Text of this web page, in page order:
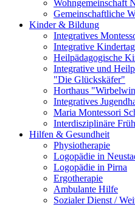
Wohngemeinschaft
Gemeinschaftliche
Kinder & Bildung
Integratives
Integrative
Heilpädagogische
Integrative und
"Die Glückskäfer"
Horthaus
Integratives
Maria Montessori
Interdisziplinäre
Hilfen & Gesundheit
Physiotherapie
Logopädie in
Logopädie in Pirna
Ergotherapie
Ambulante Hilfe
Sozialer Dienst /